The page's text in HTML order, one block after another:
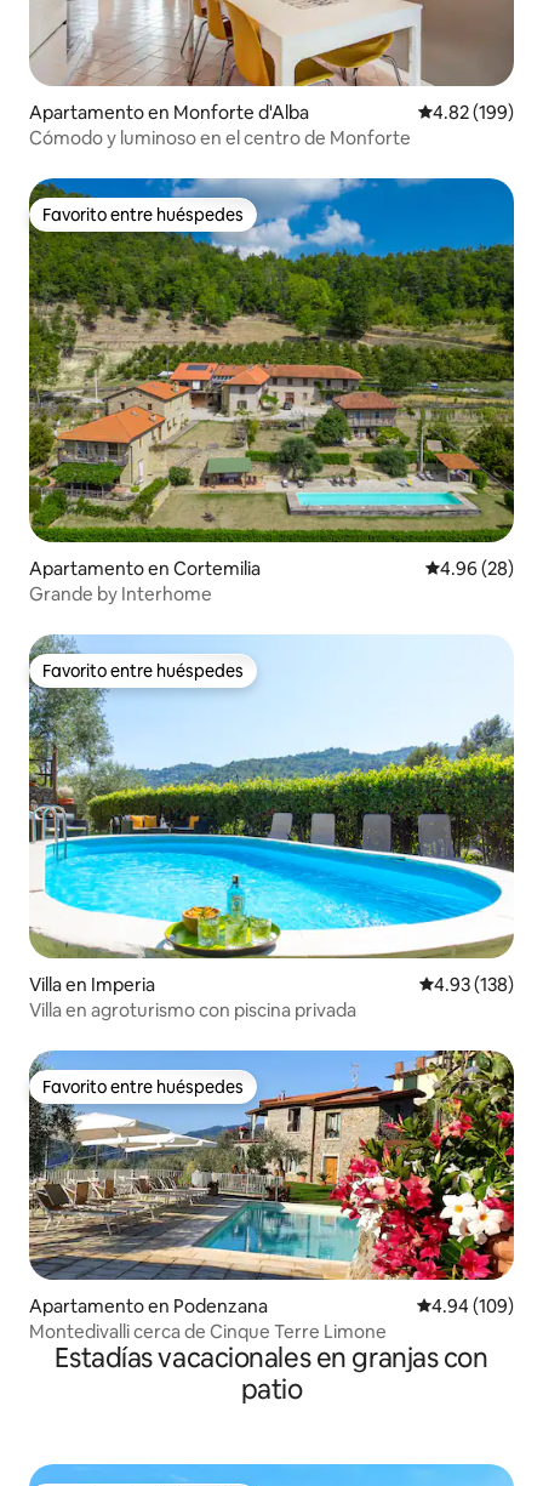
Apartamento en Monforte d'Alba Calificación
4.82 (199)
Cómodo y luminoso en el centro de Monforte
Favorito entre huéspedes
Favorito entre huéspedes
Apartamento en Cortemilia Calificación
4.96 (28)
Grande by Interhome
Favorito entre huéspedes
Favorito entre huéspedes
Villa en Imperia Calificación
4.93 (138)
Villa en agroturismo con piscina privada
Favorito entre huéspedes
Favorito entre huéspedes
Apartamento en Podenzana Calificación
4.94 (109)
Montedivalli cerca de Cinque Terre Limone
Estadías vacacionales en granjas con
patio